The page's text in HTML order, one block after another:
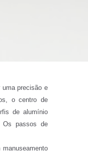
uma precisão e
o centro de
de alumínio
Os passos de